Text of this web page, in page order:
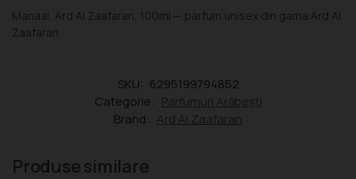
Manaal, Ard Al Zaafaran, 100ml — parfum unisex din gama Ard Al
Zaafaran.
SKU: 6295199794852
Categorie: Parfumuri Arăbești
Brand: Ard Al Zaafaran
Produse similare